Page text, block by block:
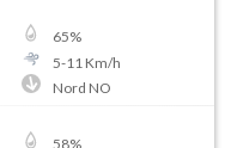
65%
5-11 Km/h
Nord NO
58%